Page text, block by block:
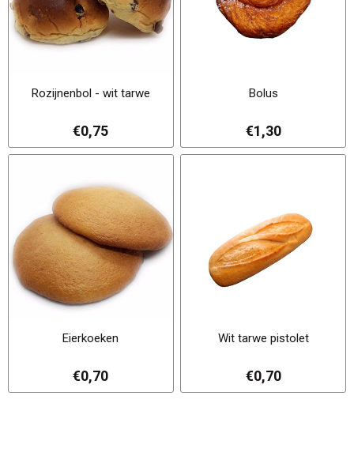
Rozijnenbol - wit tarwe
€0,75
Bolus
€1,30
Eierkoeken
€0,70
Wit tarwe pistolet
€0,70